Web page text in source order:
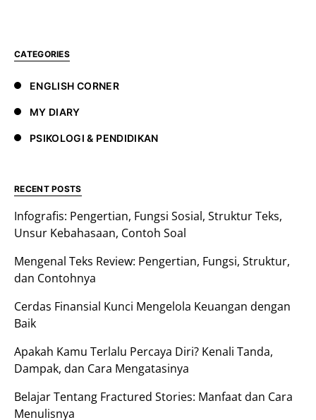
CATEGORIES
ENGLISH CORNER
MY DIARY
PSIKOLOGI & PENDIDIKAN
RECENT POSTS
Infografis: Pengertian, Fungsi Sosial, Struktur Teks,
Unsur Kebahasaan, Contoh Soal
Mengenal Teks Review: Pengertian, Fungsi, Struktur,
dan Contohnya
Cerdas Finansial Kunci Mengelola Keuangan dengan
Baik
Apakah Kamu Terlalu Percaya Diri? Kenali Tanda,
Dampak, dan Cara Mengatasinya
Belajar Tentang Fractured Stories: Manfaat dan Cara
Menulisnya